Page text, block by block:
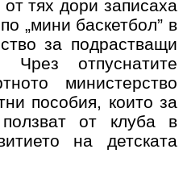
от тях дори записаха
„мини баскетбол” в
за подрастващи
отпуснатите
министерство
пособия, които за
от клуба в
на детската